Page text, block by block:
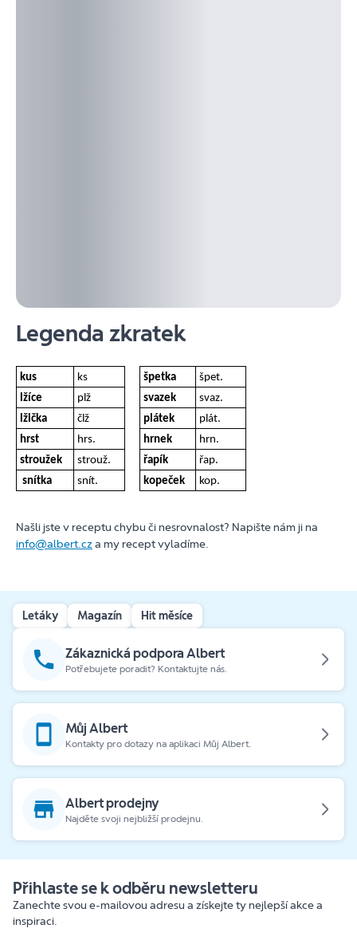
Legenda zkratek
kus ks špetka
špet.
lžíce
plž svazek
svaz.
lžička
člž plátek
plát.
hrst
hrs. hrnek
hrn.
stroužek
strouž. řapík
řap.
snítka
snít. kopeček kop.
Našli jste v receptu chybu či nesrovnalost? Napište nám ji na
info@albert.cza my recept vyladíme.
Letáky Magazín Hit měsíce
Zákaznická podpora Albert
Potřebujete poradit? Kontaktujte nás.
Můj Albert
Kontakty pro dotazy na aplikaci Můj Albert.
Albert prodejny
Najděte svoji nejbližší prodejnu.
Přihlaste se k odběru newsletteru
Zanechte svou e-mailovou adresu a získejte ty nejlepší akce a
inspiraci.